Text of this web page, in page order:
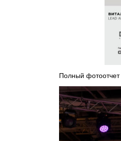
Полный